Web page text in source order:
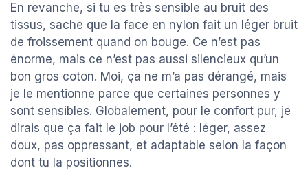
En revanche, si tu es très sensible au bruit des
tissus, sache que la face en nylon fait un léger bruit
de froissement quand on bouge. Ce n’est pas
énorme, mais ce n’est pas aussi silencieux qu’un
bon gros coton. Moi, ça ne m’a pas dérangé, mais
je le mentionne parce que certaines personnes y
sont sensibles. Globalement, pour le confort pur, je
dirais que ça fait le job pour l’été : léger, assez
doux, pas oppressant, et adaptable selon la façon
dont tu la positionnes.